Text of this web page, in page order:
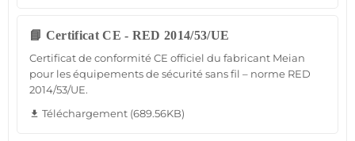
📘 Certificat CE - RED 2014/53/UE
Certificat de conformité CE officiel du fabricant Meian
pour les équipements de sécurité sans fil – norme RED
2014/53/UE.
file_download Téléchargement (689.56KB)